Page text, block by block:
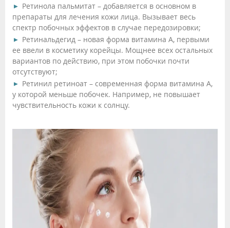
Ретинола пальмитат – добавляется в основном в
препараты для лечения кожи лица. Вызывает весь
спектр побочных эффектов в случае передозировки;
Ретинальдегид – новая форма витамина А, первыми
ее ввели в косметику корейцы. Мощнее всех остальных
вариантов по действию, при этом побочки почти
отсутствуют;
Ретинил ретиноат – современная форма витамина А,
у которой меньше побочек. Например, не повышает
чувствительность кожи к солнцу.